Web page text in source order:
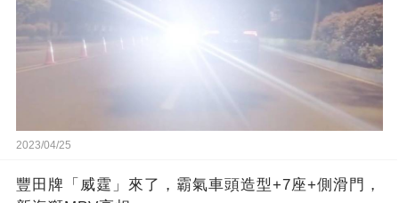
2023/04/25
豐田牌「威霆」來了，霸氣車頭造型+7座+側滑門，